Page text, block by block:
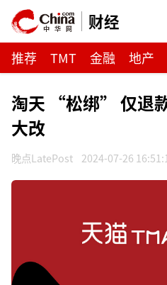
财经
推荐 TMT 金融 地产
淘天 “松绑” 仅退
大改
晚点LatePost 2024-07-26